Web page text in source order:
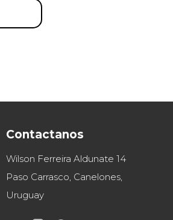
Contactanos
Wilson Ferreira Aldunate 14
Paso Carrasco, Canelones,
Uruguay